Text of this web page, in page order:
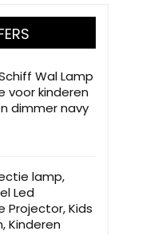
Wal Lamp
voor kinderen
dimmer navy
lamp,
Led
Projector, Kids
Kinderen